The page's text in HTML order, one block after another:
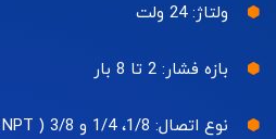
ولتاژ: 24 ولت
بازه فشار: 2 تا 8 بار
نوع اتصال: 1/8، 1/4 و 3/8 ( NPT و G)